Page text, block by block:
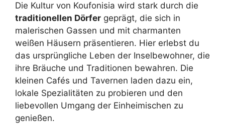
Die Kultur von Koufonisia wird stark durch die
traditionellen Dörfer geprägt, die sich in
malerischen Gassen und mit charmanten
weißen Häusern präsentieren. Hier erlebst du
das ursprüngliche Leben der Inselbewohner, die
ihre Bräuche und Traditionen bewahren. Die
kleinen Cafés und Tavernen laden dazu ein,
lokale Spezialitäten zu probieren und den
liebevollen Umgang der Einheimischen zu
genießen.